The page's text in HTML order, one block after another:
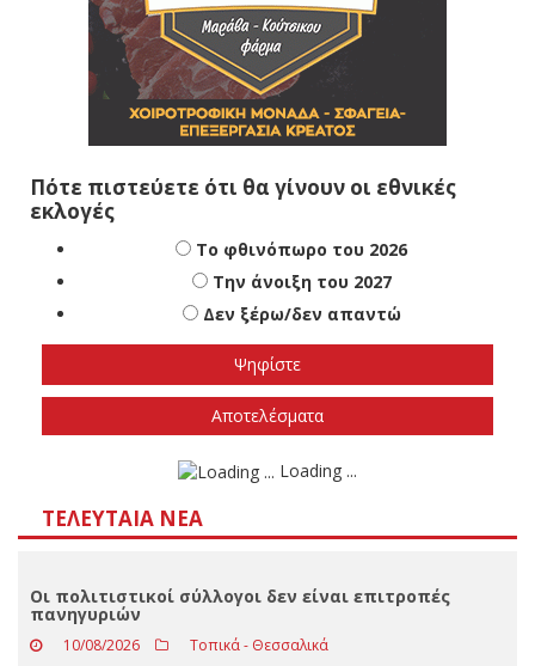
Πότε πιστεύετε ότι θα γίνουν οι εθνικές
εκλογές
Το φθινόπωρο του 2026
Την άνοιξη του 2027
Δεν ξέρω/δεν απαντώ
ΤΕΛΕΥΤΑΊΑ ΝΈΑ